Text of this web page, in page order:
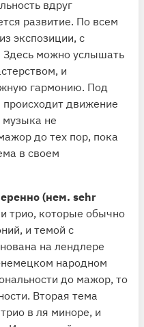
вдруг
развитие. По всем
экспозиции, с
можно услышать
и
гармонию. Под
движение
музыка не
до тех пор, пока
в своем
(нем. sehr
трио, которые обычно
и темой с
на лендлере
народном
до мажор, то
Вторая тема
в ля миноре, и